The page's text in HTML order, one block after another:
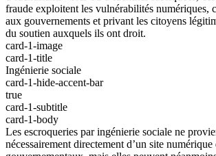
fraude exploitent les vulnérabilités numériques,
aux gouvernements et privant les citoyens
du soutien auxquels ils ont droit.
card-1-image
card-1-title
Ingénierie sociale
card-1-hide-accent-bar
true
card-1-subtitle
card-1-body
Les escroqueries par ingénierie sociale ne
nécessairement directement d’un site numérique